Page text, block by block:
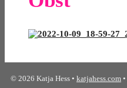
© 2026 Katja Hess • katjahess.com •